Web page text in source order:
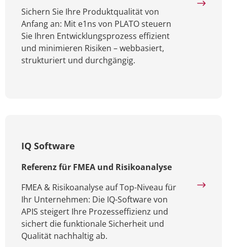
Sichern Sie Ihre Produktqualität von
Anfang an: Mit e1ns von PLATO steuern
Sie Ihren Entwicklungsprozess effizient
und minimieren Risiken – webbasiert,
strukturiert und durchgängig.
IQ Software
Referenz für FMEA und Risikoanalyse
FMEA & Risikoanalyse auf Top-Niveau für
Ihr Unternehmen: Die IQ-Software von
APIS steigert Ihre Prozesseffizienz und
sichert die funktionale Sicherheit und
Qualität nachhaltig ab.